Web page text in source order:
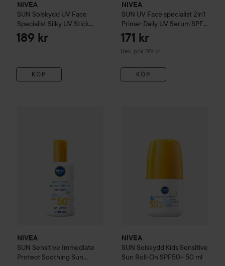
NIVEA
SUN Solskydd UV Face
Specialist Silky UV Stick
SPF50+
189 kr
KÖP
NIVEA
SUN UV Face specialist 2in1
Primer Daily UV Serum SPF
50 + 30 ml
171 kr
Rek. pris 199 kr
Rekommenderat pris 199 kr
KÖP
NIVEA
SUN Sensitive Immediate
Protect Soothing Sun
NIVEA
SUN Solskydd Kids Sensitive
Sun Roll-On SPF50+ 50 ml